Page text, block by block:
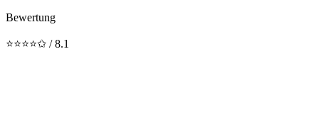
Bewertung
⭐⭐⭐⭐✩ / 8.1